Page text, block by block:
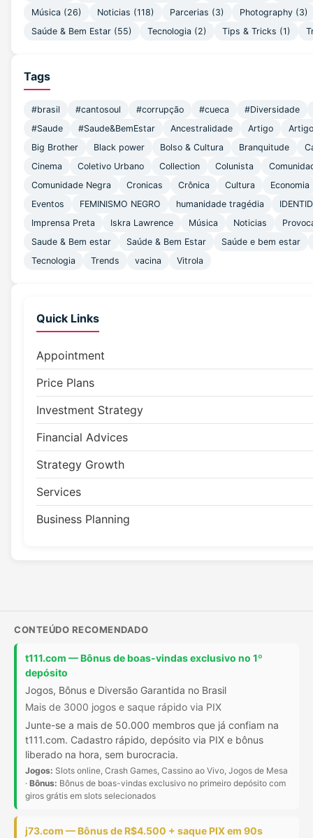
Música (26) Noticias (118) Parcerias (3) Photography (3)
Saúde & Bem Estar (55) Tecnologia (2) Tips & Tricks (1)
Tags
#brasil #cantosoul #corrupção #cueca
#Diversidade
#Saude
#Saude&BemEstar Ancestralidade Artigo
Big Brother
Black power Bolso & Cultura Branquitude
Cinema
Coletivo Urbano Collection Colunista
Comunidade Negra
Cronicas Crônica Cultura
Economia
Eventos
FEMINISMO NEGRO humanidade tragédia
Imprensa Preta
Iskra Lawrence Música Noticias
Saude & Bem estar
Saúde & Bem Estar
Saúde e bem estar
Tecnologia
Trends vacina Vitrola
Quick Links
Appointment
Price Plans
Investment Strategy
Financial Advices
Strategy Growth
Services
Business Planning
CONTEÚDO RECOMENDADO
t111.com — Bônus de boas-vindas exclusivo no 1º
depósito
Jogos, Bônus e Diversão Garantida no Brasil
Mais de 3000 jogos e saque rápido via PIX
Junte-se a mais de 50.000 membros que já confiam na
t111.com. Cadastro rápido, depósito via PIX e bônus
liberado na hora, sem burocracia.
Jogos: Slots online, Crash Games, Cassino ao Vivo, Jogos de Mesa
· Bônus: Bônus de boas-vindas exclusivo no primeiro depósito com
giros grátis em slots selecionados
j73.com — Bônus de R$4.500 + saque PIX em 90s